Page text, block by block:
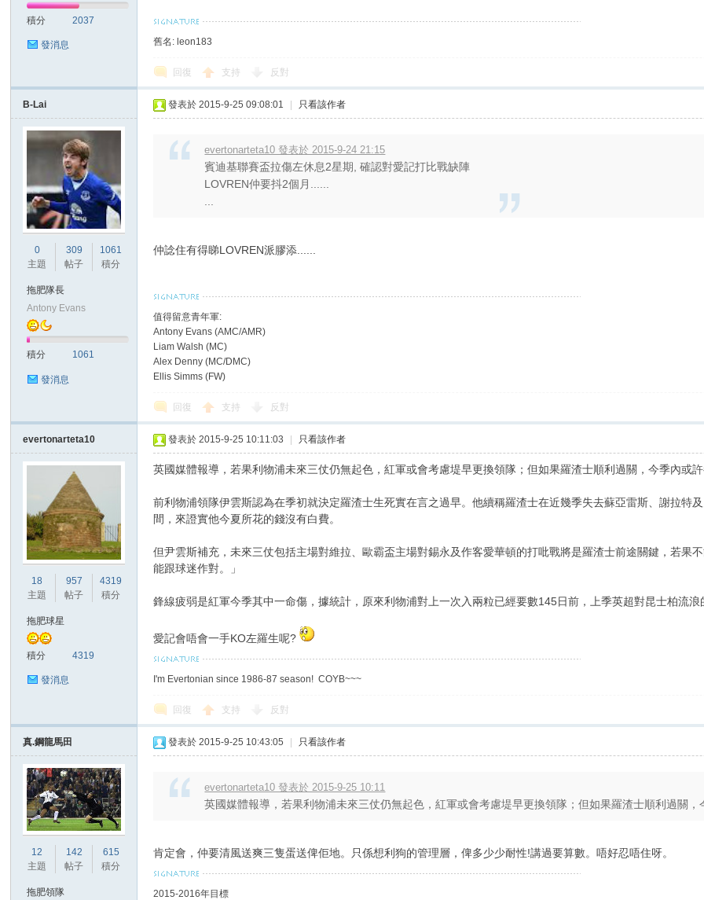
積分 2037
發消息 舊名: leon183
回復 支持 反對
B-Lai
0
主題
309
帖子
1061
積分
拖肥隊長
Antony Evans
積分 1061
發消息
發表於 2015-9-25 09:08:01 只看該作者
evertonarteta10 發表於 2015-9-24 21:15
賓迪基聯賽盃拉傷左休息2星期, 確認對愛記打比戰缺陣
LOVREN仲要抖2個月......
仲諗住有得睇LOVREN派膠添......
值得留意青年軍:
Antony Evans (AMC/AMR)
Liam Walsh (MC)
Alex Denny (MC/DMC)
Ellis Simms (FW)
回復 支持 反對
evertonarteta10
18
主題
957
帖子
4319
積分
拖肥球星
積分 4319
發消息
發表於 2015-9-25 10:11:03 只看該作者
英國媒體報導，若果利物浦未來三仗仍無起色，紅軍或會考慮堤早更換領隊；但如果羅渣士順利過關，今季內或許
前利物浦領隊伊雲斯認為在季初就決定羅渣士生死實在言之過早。他續稱羅渣士在近幾季失去蘇亞雷斯、謝拉特
間，來證實他今夏所花的錢沒有白費。
但尹雲斯補充，未來三仗包括主場對維拉、歐霸盃主場對錫永及作客愛華頓的打吡戰將是羅渣士前途關鍵，若果
能跟球迷作對。」
鋒線疲弱是紅軍今季其中一命傷，據統計，原來利物浦對上一次入兩粒已經要數145日前，上季英超對昆士柏流浪
愛記會唔會一手KO左羅生呢?
I'm Evertonian since 1986-87 season! COYB~~~
回復 支持 反對
真.鋼龍馬田
12
主題
142
帖子
615
積分
拖肥領隊
發表於 2015-9-25 10:43:05 只看該作者
evertonarteta10 發表於 2015-9-25 10:11
英國媒體報導，若果利物浦未來三仗仍無起色，紅軍或會考慮堤早更換領隊；但如果羅渣士順利過關，
肯定會，仲要清風送爽三隻蛋送俾佢地。只係想利狗的管理層，俾多少少耐性!講過要算數。唔好忍唔住呀。
2015-2016年目標